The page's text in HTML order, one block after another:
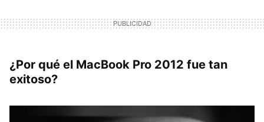
¿Por qué el MacBook Pro 2012 fue tan
exitoso?